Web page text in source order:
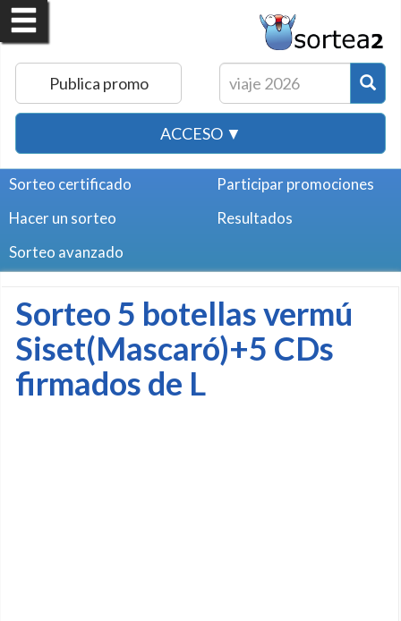
Publica promo
ACCESO ▼
Sorteo certificado
Hacer un sorteo
Sorteo avanzado
Participar promociones
Resultados
Sorteo 5 botellas vermú
Siset(Mascaró)+5 CDs
firmados de L